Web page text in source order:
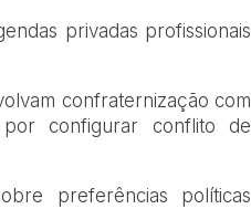
privadas profissionais
confraternização com
por configurar conflito de
preferências políticas